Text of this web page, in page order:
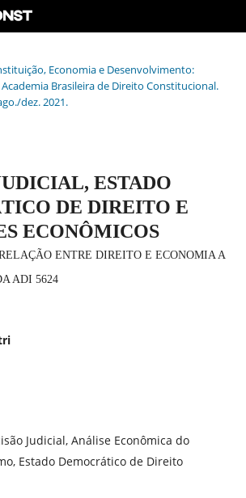
Economia e Desenvolvimento:
Brasileira de Direito Constitucional.
dez. 2021.
ESTADO
DE DIREITO E
ECONÔMICOS
ENTRE DIREITO E ECONOMIA A
ADI 5624
Judicial, Análise Econômica do
Estado Democrático de Direito